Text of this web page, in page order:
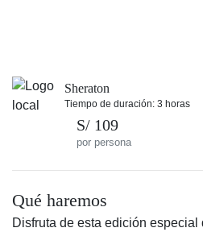
Sheraton
Tiempo de duración: 3 horas
S/ 109
por persona
Qué haremos
Disfruta de esta edición